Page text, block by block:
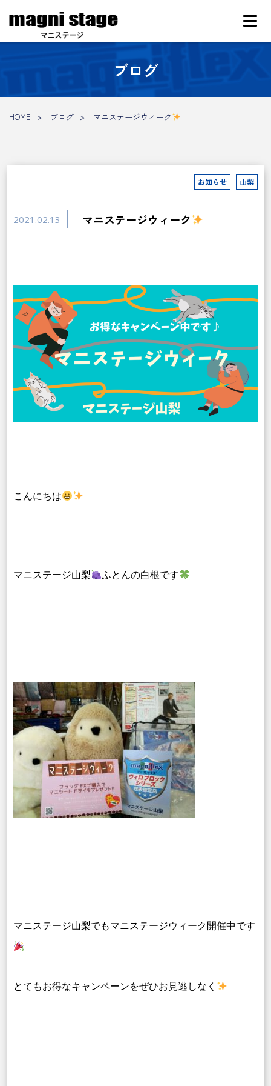
ブログ
HOME ブログ マニステージウィーク
お知らせ 山梨
2021.02.13 マニステージウィーク
こんにちは
マニステージ山梨 ふとんの白根です
マニステージ山梨でもマニステージウィーク開催中です
とてもお得なキャンペーンをぜひお見逃しなく